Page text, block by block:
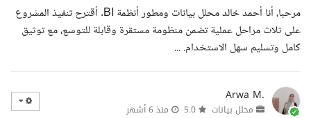
مرحبا، أنا أحمد خالد محلل بيانات ومطور أنظمة BI. أقترح تنفيذ المشروع
على ثلاث مراحل عملية تضمن منظومة مستقرة وقابلة للتوسع، مع توثيق
كامل وتسليم سهل الاستخدام. ...
Arwa M.
محلل بيانات منذ 6 أشهر